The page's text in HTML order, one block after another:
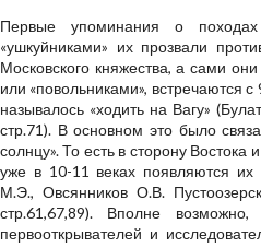
Первые упоминания о походах
«ушкуйниками» их прозвали
Московского княжества, а сами
или «повольниками», встречаются
называлось «ходить на Вагу»
стр.71). В основном это было
солнцу». То есть в сторону
уже в 10-11 веках появляются их
М.Э., Овсянников О.В.
стр.61,67,89). Вполне
первооткрывателей и